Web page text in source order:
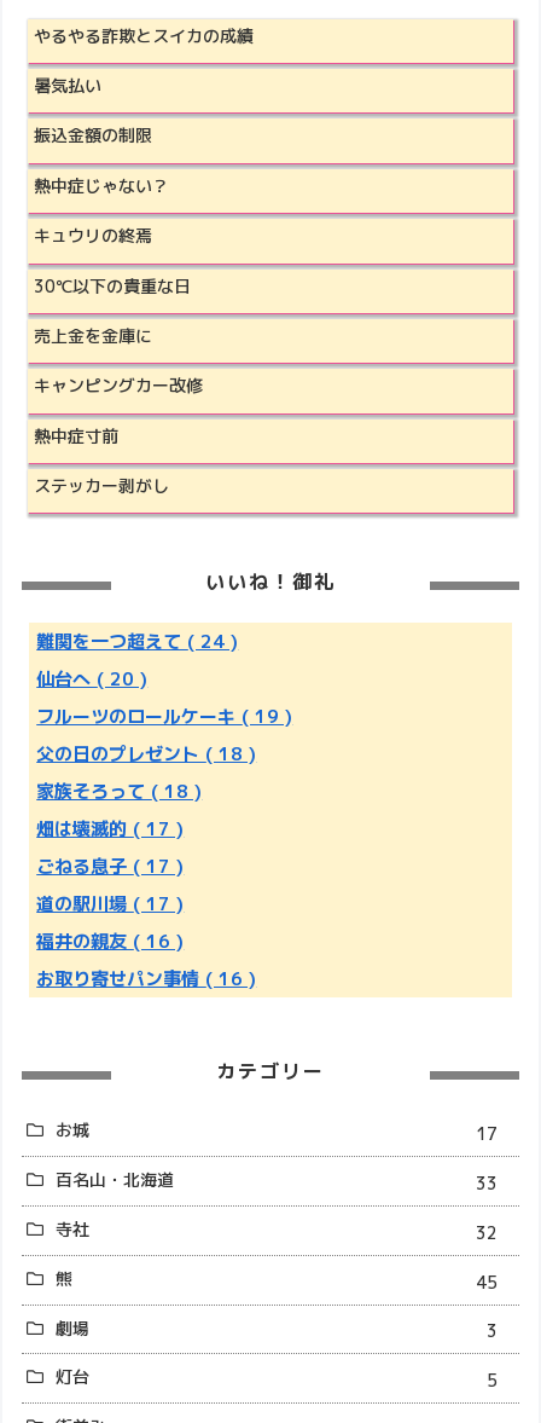
やるやる詐欺とスイカの成績
暑気払い
振込金額の制限
熱中症じゃない？
キュウリの終焉
30℃以下の貴重な日
売上金を金庫に
キャンピングカー改修
熱中症寸前
ステッカー剥がし
いいね！御礼
難関を一つ超えて ( 24 )
仙台へ ( 20 )
フルーツのロールケーキ ( 19 )
父の日のプレゼント ( 18 )
家族そろって ( 18 )
畑は壊滅的 ( 17 )
ごねる息子 ( 17 )
道の駅川場 ( 17 )
福井の親友 ( 16 )
お取り寄せパン事情 ( 16 )
カテゴリー
お城
17
百名山・北海道
33
寺社
32
熊
45
劇場
3
灯台
5